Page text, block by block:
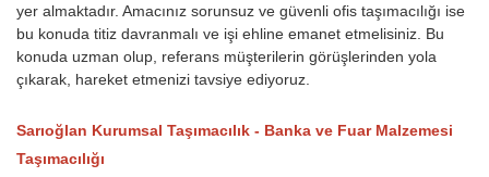
yer almaktadır. Amacınız sorunsuz ve güvenli ofis taşımacılığı ise
bu konuda titiz davranmalı ve işi ehline emanet etmelisiniz. Bu
konuda uzman olup, referans müşterilerin görüşlerinden yola
çıkarak, hareket etmenizi tavsiye ediyoruz.
Sarıoğlan Kurumsal Taşımacılık - Banka ve Fuar Malzemesi
Taşımacılığı